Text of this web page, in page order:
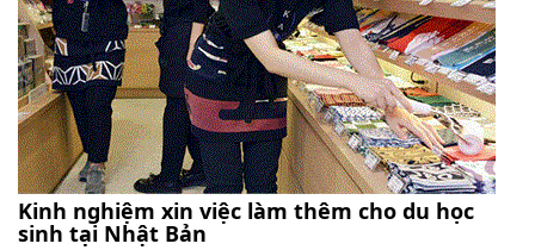
Kinh nghiệm xin việc làm thêm cho du học
sinh tại Nhật Bản